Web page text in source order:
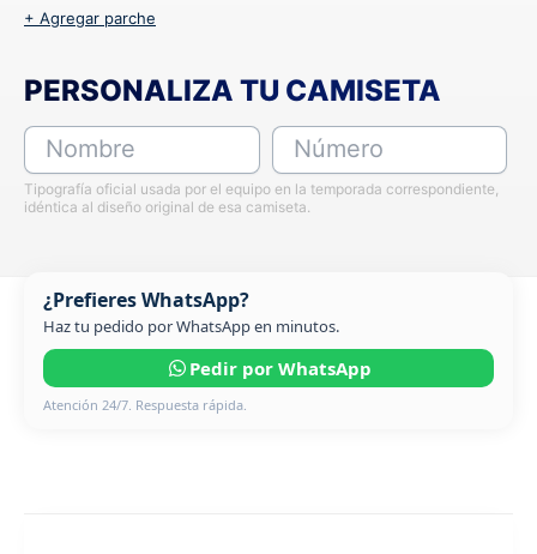
+ Agregar parche
PERSONALIZA TU CAMISETA
Nombre Número
Tipografía oficial usada por el equipo en la temporada correspondiente,
idéntica al diseño original de esa camiseta.
¿Prefieres WhatsApp?
Haz tu pedido por WhatsApp en minutos.
Pedir por WhatsApp
Atención 24/7. Respuesta rápida.